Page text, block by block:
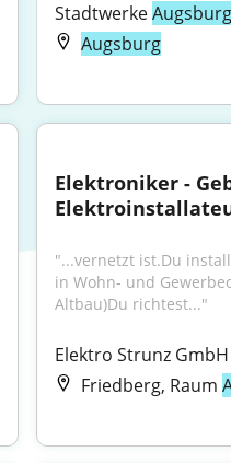
Stadtwerke Augsburg
Augsburg
Elektroniker -
"...vernetzt ist.Du
in Wohn- und
Altbau)Du richtest..."
Elektro Strunz GmbH
Friedberg, Raum